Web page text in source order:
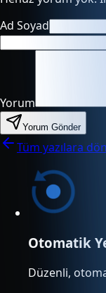
Ad Soyad
Yorum
Yorum Gönder
Tüm yazılara dön
Otomatik
Düzenli,